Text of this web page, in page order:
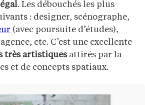
. Les débouchés les plus
: designer, scénographe,
(avec poursuite d’études),
etc. C’est une excellente
très artistiquesattirés par la
et de concepts spatiaux.